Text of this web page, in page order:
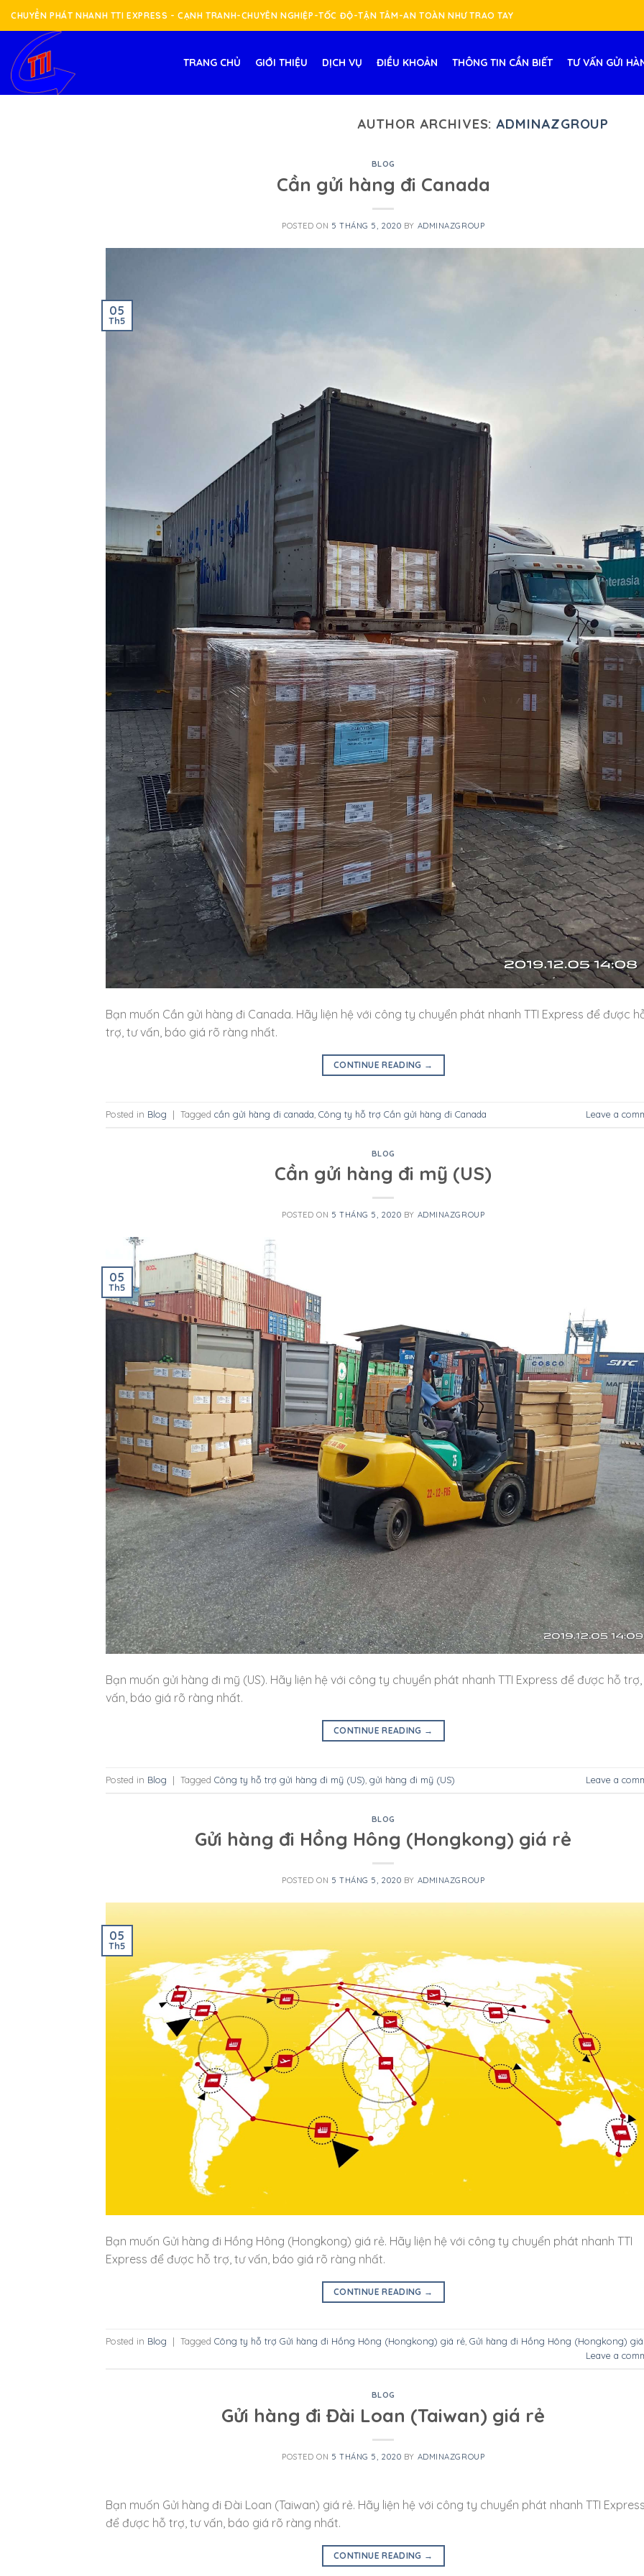
Skip
content
CHUYỂN PHÁT NHANH TTI EXPRESS - CẠNH TRANH-CHUYÊN NGHIỆP-TỐC ĐỘ-TẬN TÂM-AN TOÀN NHƯ TRAO TAY
TRANG CHỦ GIỚI THIỆU DỊCH VỤ ĐIỀU KHOẢN THÔNG TIN CẦN BIẾT TƯ VẤN GỬI
AUTHOR ARCHIVES:ADMINAZGROUP
BLOG
Cần gửi hàng đi Canada
POSTED ON 5 THÁNG 5, 2020 BY ADMINAZGROUP
05
Th5
Bạn muốn Cần gửi hàng đi Canada. Hãy liện hệ với công ty chuyển phát nhanh TTI Express để được
trợ, tư vấn, báo giá rõ ràng nhất.
CONTINUE READING →
Posted in Blog | Tagged cần gửi hàng đi canada Công ty hỗ trợ Cần gửi hàng đi Canada Leave a
BLOG
Cần gửi hàng đi mỹ (US)
POSTED ON 5 THÁNG 5, 2020 BY ADMINAZGROUP
05
Th5
Bạn muốn gửi hàng đi mỹ (US). Hãy liện hệ với công ty chuyển phát nhanh TTI Express để được hỗ
vấn, báo giá rõ ràng nhất.
CONTINUE READING →
Posted in Blog | Tagged Công ty hỗ trợ gửi hàng đi mỹ (US) gửi hàng đi mỹ (US) Leave a
BLOG
Gửi hàng đi Hồng Hông (Hongkong) giá rẻ
POSTED ON 5 THÁNG 5, 2020 BY ADMINAZGROUP
05
Th5
Bạn muốn Gửi hàng đi Hồng Hông (Hongkong) giá rẻ. Hãy liện hệ với công ty chuyển phát nhanh TTI
Express để được hỗ trợ, tư vấn, báo giá rõ ràng nhất.
CONTINUE READING →
Posted in Blog | Tagged Công ty hỗ trợ Gửi hàng đi Hồng Hông (Hongkong) giá rẻ, Gửi hàng đi Hồng Hông (Hongkong)
Leave a
BLOG
Gửi hàng đi Đài Loan (Taiwan) giá rẻ
POSTED ON 5 THÁNG 5, 2020 BY ADMINAZGROUP
Bạn muốn Gửi hàng đi Đài Loan (Taiwan) giá rẻ. Hãy liện hệ với công ty chuyển phát nhanh TTI Express
để được hỗ trợ, tư vấn, báo giá rõ ràng nhất.
CONTINUE READING →